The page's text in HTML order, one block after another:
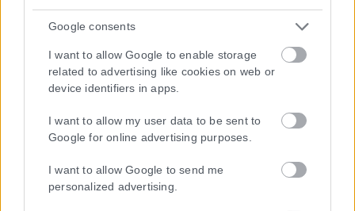
Google consents
I want to allow Google to enable storage
related to advertising like cookies on web or
device identifiers in apps.
I want to allow my user data to be sent to
Google for online advertising purposes.
I want to allow Google to send me
personalized advertising.
Μοναδικός αριθμός Μ.Η.Τ. 262048
ΤΑ ΠΡΩΤΟΣΕΛΙΔΑ ΣΗΜΕΡΑ